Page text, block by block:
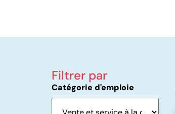
Filtrer par
Catégorie d'emploie